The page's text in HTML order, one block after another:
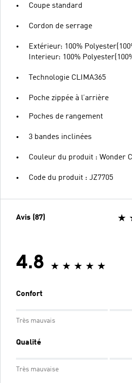
Coupe standard
Cordon de serrage
Extérieur: 100%
Interieur: 100%
Technologie CLIMA365
Poche zippée à l’arrière
Poches de rangement
3 bandes inclinées
Couleur du produit : Wonder
Code du produit : JZ7705
Avis (87)
4.8
Confort
Très mauvais
Qualité
Très mauvaise